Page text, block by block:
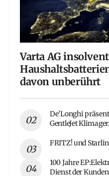
Varta AG
davon unberührt
De’Longhi
GentleJet
FRITZ! und
100 Jahre
Dienst der Kunden